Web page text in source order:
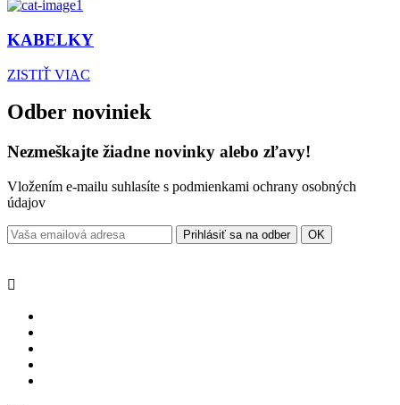
KABELKY
ZISTIŤ VIAC
Odber noviniek
Nezmeškajte žiadne novinky alebo zľavy!
Vložením e-mailu suhlasíte s podmienkami ochrany osobných
údajov
